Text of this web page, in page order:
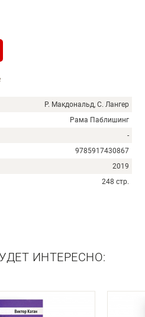
Р. Макдональд, С. Лангер
Рама Паблишинг
-
9785917430867
2019
248 стр.
ИНТЕРЕСНО: